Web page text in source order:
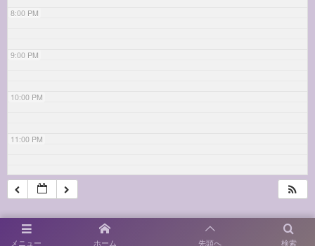
8:00 PM
9:00 PM
10:00 PM
11:00 PM
メニュー 検索
ホーム 先頭へ